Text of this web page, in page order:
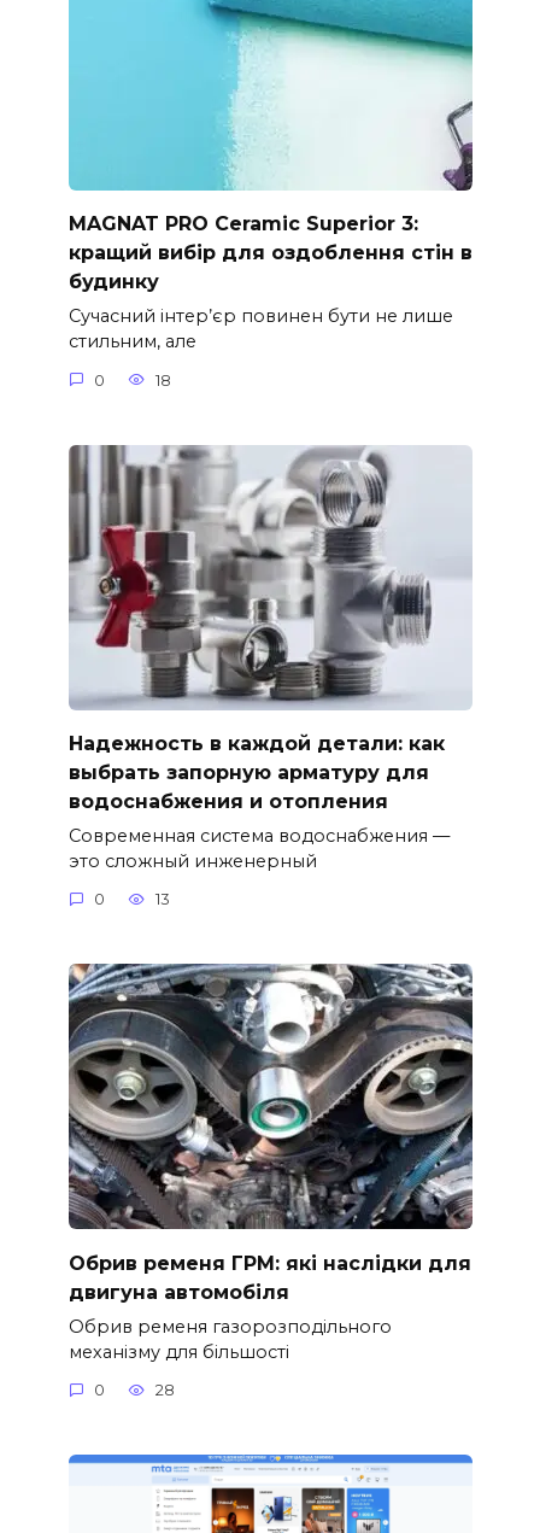
MAGNAT PRO Ceramic Superior 3:
кращий вибір для оздоблення стін в
будинку
Сучасний інтер’єр повинен бути не лише
стильним, але
0 18
Надежность в каждой детали: как
выбрать запорную арматуру для
водоснабжения и отопления
Современная система водоснабжения —
это сложный инженерный
0 13
Обрив ременя ГРМ: які наслідки для
двигуна автомобіля
Обрив ременя газорозподільного
механізму для більшості
0 28